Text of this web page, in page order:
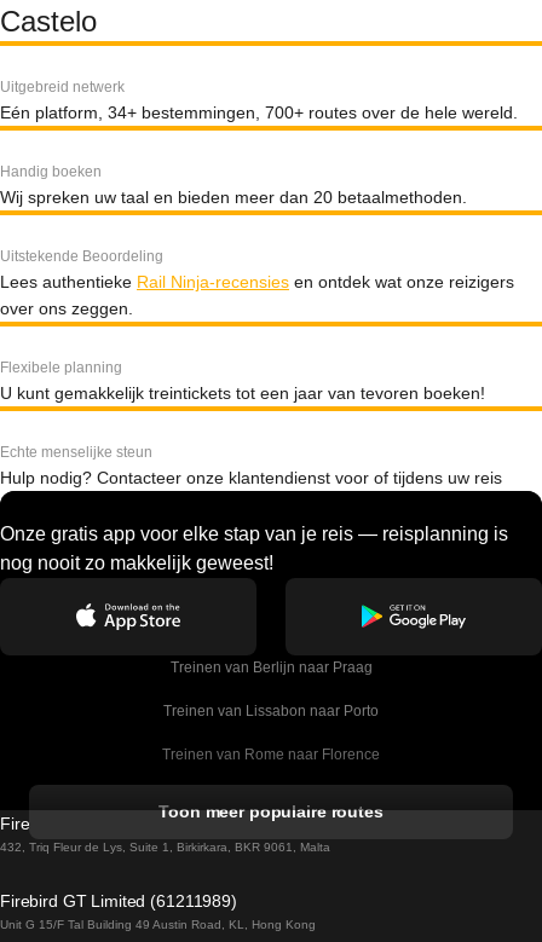
Castelo
Uitgebreid netwerk
Eén platform, 34+ bestemmingen, 700+ routes over de hele wereld.
Handig boeken
Wij spreken uw taal en bieden meer dan 20 betaalmethoden.
Uitstekende Beoordeling
Lees authentieke Rail Ninja-recensies en ontdek wat onze reizigers
over ons zeggen.
Flexibele planning
U kunt gemakkelijk treintickets tot een jaar van tevoren boeken!
Echte menselijke steun
Hulp nodig? Contacteer onze klantendienst voor of tijdens uw reis
Onze gratis app voor elke stap van je reis — reisplanning is
nog nooit zo makkelijk geweest!
Treinen van Berlijn naar Praag
Treinen van Lissabon naar Porto
Treinen van Rome naar Florence
Treinen van Sevilla naar Barcelona
Treinen van Praag naar Wenen
Toon meer populaire routes
Firebird GT Limited (OC 1451)
432, Triq Fleur de Lys, Suite 1, Birkirkara, BKR 9061, Malta
Firebird GT Limited (61211989)
Unit G 15/F Tal Building 49 Austin Road, KL, Hong Kong